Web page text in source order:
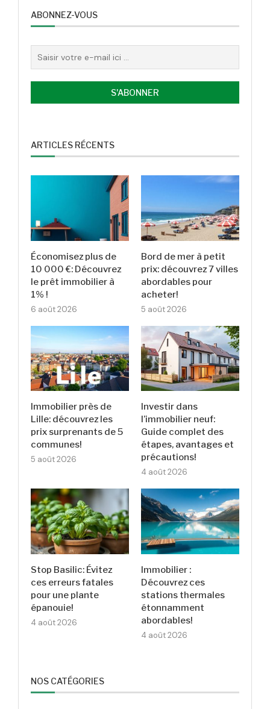
ABONNEZ-VOUS
ARTICLES RÉCENTS
Économisez plus de
10 000 €: Découvrez
le prêt immobilier à
1% !
6 août 2026
Bord de mer à petit
prix: découvrez 7 villes
abordables pour
acheter!
5 août 2026
Immobilier près de
Lille: découvrez les
prix surprenants de 5
communes!
5 août 2026
Investir dans
l’immobilier neuf:
Guide complet des
étapes, avantages et
précautions!
4 août 2026
Stop Basilic: Évitez
ces erreurs fatales
pour une plante
épanouie!
4 août 2026
Immobilier :
Découvrez ces
stations thermales
étonnamment
abordables!
4 août 2026
NOS CATÉGORIES